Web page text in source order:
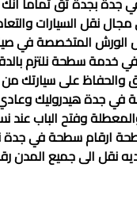
مجال نقل السيارات
المتخصصة في
خدمة سطحة نلتزم
والحفاظ على سيارتك
في جدة هيدروليك وعادي
وفتح الباب عند
ارقام سطحة في جدة
نقل الى جميع